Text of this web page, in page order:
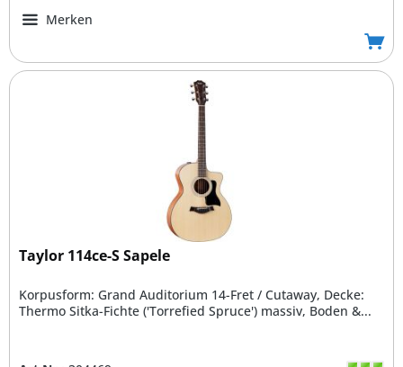
Merken
Taylor 114ce-S Sapele
Korpusform: Grand Auditorium 14-Fret / Cutaway, Decke:
Thermo Sitka-Fichte ('Torrefied Spruce') massiv, Boden &...